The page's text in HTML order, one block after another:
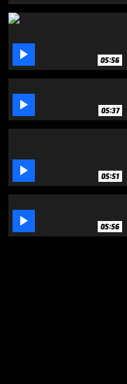
 05:56
 05:37
 05:51
 05:56